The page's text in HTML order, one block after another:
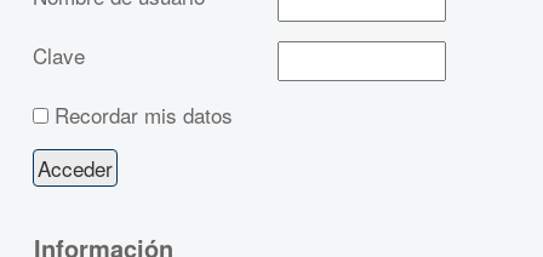
Clave
Recordar mis datos
Información